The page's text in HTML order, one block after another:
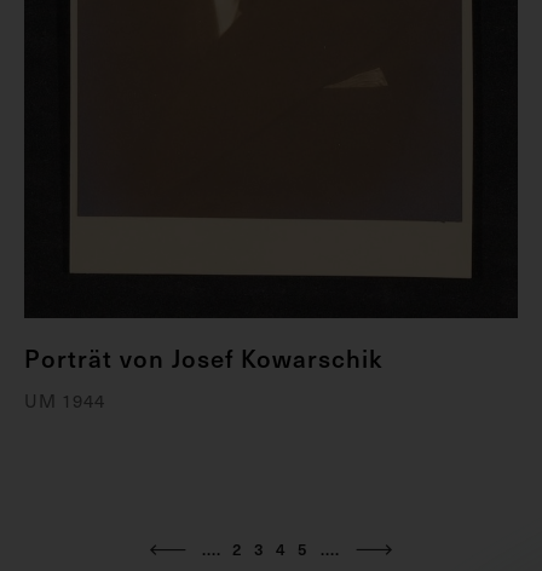
Porträt von Josef Kowarschik
UM 1944
.... 2 3 4 5 ....